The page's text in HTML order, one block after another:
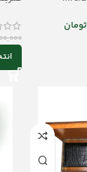
تومان